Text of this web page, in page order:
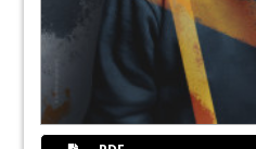
86 Dryamada
88 Erfolg